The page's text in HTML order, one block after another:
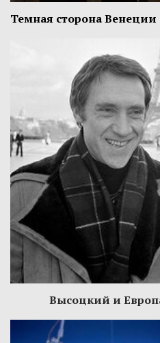
Темная сторона Венеции
Высоцкий и